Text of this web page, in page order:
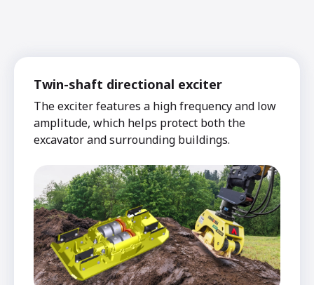
Twin-shaft directional exciter
The exciter features a high frequency and low
amplitude, which helps protect both the
excavator and surrounding buildings.